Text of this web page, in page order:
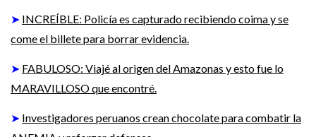
➤ INCREÍBLE: Policía es capturado recibiendo coima y se
come el billete para borrar evidencia.
➤ FABULOSO: Viajé al origen del Amazonas y esto fue lo
MARAVILLOSO que encontré.
➤ Investigadores peruanos crean chocolate para combatir la